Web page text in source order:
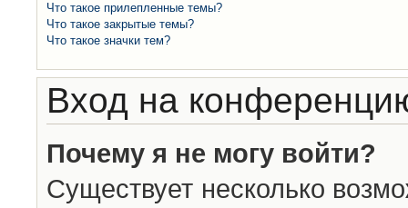
Что такое прилепленные темы?
Что такое закрытые темы?
Что такое значки тем?
Вход на
Почему я не могу войти?
Существует несколько